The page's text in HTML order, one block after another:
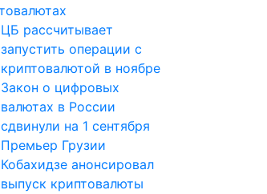
ЦБ рассчитывает
запустить операции с
криптовалютой в ноябре
Закон о цифровых
валютах в России
сдвинули на 1 сентября
Премьер Грузии
Кобахидзе анонсировал
выпуск криптовалюты